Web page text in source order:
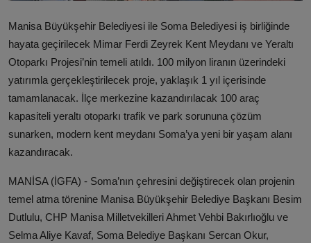
Manisa Büyükşehir Belediyesi ile Soma Belediyesi iş birliğinde
hayata geçirilecek Mimar Ferdi Zeyrek Kent Meydanı ve Yeraltı
Otoparkı Projesi’nin temeli atıldı. 100 milyon liranın üzerindeki
yatırımla gerçekleştirilecek proje, yaklaşık 1 yıl içerisinde
tamamlanacak. İlçe merkezine kazandırılacak 100 araç
kapasiteli yeraltı otoparkı trafik ve park sorununa çözüm
sunarken, modern kent meydanı Soma’ya yeni bir yaşam alanı
kazandıracak.
MANİSA (İGFA) - Soma’nın çehresini değiştirecek olan projenin
temel atma törenine Manisa Büyükşehir Belediye Başkanı Besim
Dutlulu, CHP Manisa Milletvekilleri Ahmet Vehbi Bakırlıoğlu ve
Selma Aliye Kavaf, Soma Belediye Başkanı Sercan Okur,